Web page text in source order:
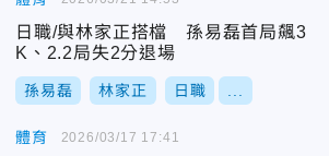
日職/與林家正搭檔 孫易磊首局飆3
K、2.2局失2分退場
孫易磊 林家正 日職
體育 2026/03/17 17:41